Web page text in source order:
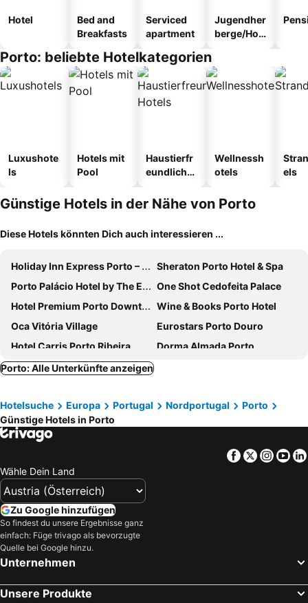
Hotel
Bed and
Breakfasts
Serviced
apartment
Jugendher
berge/Hos
Porto: beliebte Hotelkategorien
Luxushote
ls
Hotels mit
Pool
Haustierfr
eundliche
Wellnessh
otels
els
Günstige Hotels in der Nähe von Porto
Diese Hotels könnten Dich auch interessieren ...
Holiday Inn Express Porto – Boavista By Ihg
Sheraton Porto Hotel & Spa
Porto Palácio Hotel by The Editory
One Shot Cedofeita Palace
Hotel Premium Porto Downtown
Wine & Books Porto Hotel
Oca Vitória Village
Eurostars Porto Douro
Hotel Carris Porto Ribeira
Dorma Almada Porto
Oca Oriental Porto Hotel
Turim Oporto Hotel
Mercure Porto Centro Santa Catarina
Eurostars Porto Centro
Mercure Porto Centro Aliados
Acta The Clover
Moov Hotel Porto Centro
HF Ipanema Porto
Star Inn Porto
Vincci Ponte de Ferro
One Shot Aliados Goldsmith
Zero Box Lodge Porto
Renaissance Porto Lapa Hotel
Grande Hotel do Porto
Hotel Dom Henrique Downtown
Porto: Alle Unterkünfte anzeigen
Hotelsuche Europa Portugal Nordportugal
Porto
Günstige Hotels in Porto
Facebook
Twitter
Wähle Dein Land
Zu Google hinzufügen
So findest du unsere Ergebnisse ganz
einfach: Füge trivago als bevorzugte
Quelle bei Google hinzu.
Unternehmen
Unsere Produkte